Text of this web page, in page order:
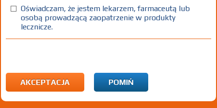
Valproic acid
kaps. miękkie 150 mg 100 szt. Doustnie
100%
B(1) R(2) 75+(3) DZ(4)
Padaczka
3)Pacjenci 65+
4)Pacjenci do ukończenia 18 roku życia
Oświadczam, że jestem lekarzem, farmaceutą lub
osobą prowadzącą zaopatrzenie w produkty
lecznicze.
AKCEPTACJA POMIŃ